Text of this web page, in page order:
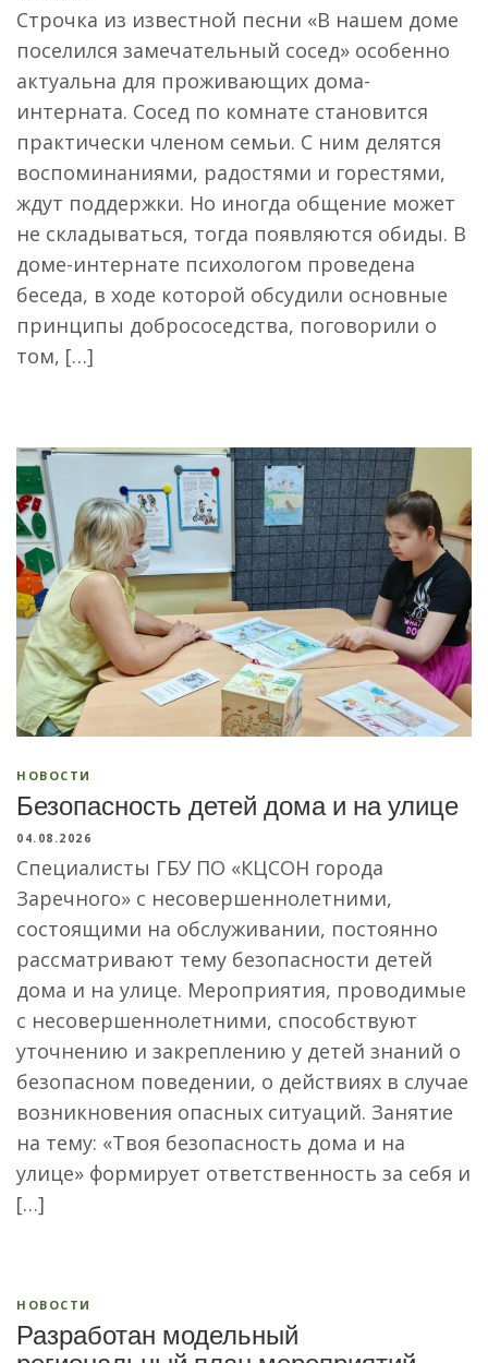
Строчка из известной песни «В нашем доме
поселился замечательный сосед» особенно
актуальна для проживающих дома-
интерната. Сосед по комнате становится
практически членом семьи. С ним делятся
воспоминаниями, радостями и горестями,
ждут поддержки. Но иногда общение может
не складываться, тогда появляются обиды. В
доме-интернате психологом проведена
беседа, в ходе которой обсудили основные
принципы добрососедства, поговорили о
том, […]
НОВОСТИ
Безопасность детей дома и на улице
04.08.2026
Специалисты ГБУ ПО «КЦСОН города
Заречного» с несовершеннолетними,
состоящими на обслуживании, постоянно
рассматривают тему безопасности детей
дома и на улице. Мероприятия, проводимые
с несовершеннолетними, способствуют
уточнению и закреплению у детей знаний о
безопасном поведении, о действиях в случае
возникновения опасных ситуаций. Занятие
на тему: «Твоя безопасность дома и на
улице» формирует ответственность за себя и
[…]
НОВОСТИ
Разработан модельный